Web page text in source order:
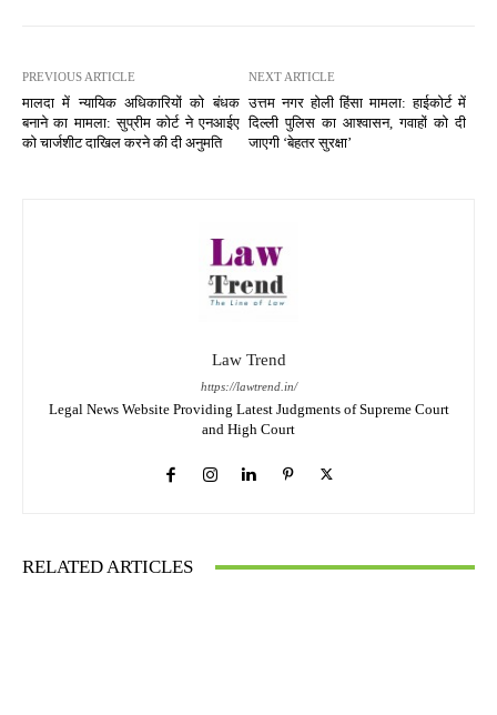
PREVIOUS ARTICLE
मालदा में न्यायिक अधिकारियों को बंधक
बनाने का मामला: सुप्रीम कोर्ट ने एनआईए
को चार्जशीट दाखिल करने की दी अनुमति
NEXT ARTICLE
उत्तम नगर होली हिंसा मामला: हाईकोर्ट में
दिल्ली पुलिस का आश्वासन, गवाहों को दी
जाएगी ‘बेहतर सुरक्षा’
Law Trend
https://lawtrend.in/
Legal News Website Providing Latest Judgments of Supreme Court
and High Court
RELATED ARTICLES